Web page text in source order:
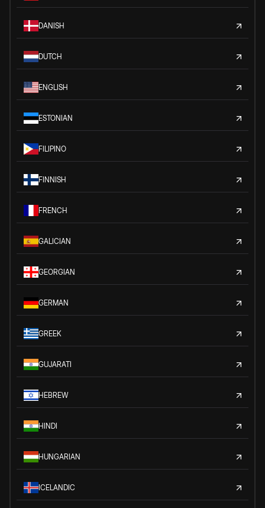
DANISH
DUTCH
ENGLISH
ESTONIAN
FILIPINO
FINNISH
FRENCH
GALICIAN
GEORGIAN
GERMAN
GREEK
GUJARATI
HEBREW
HINDI
HUNGARIAN
ICELANDIC